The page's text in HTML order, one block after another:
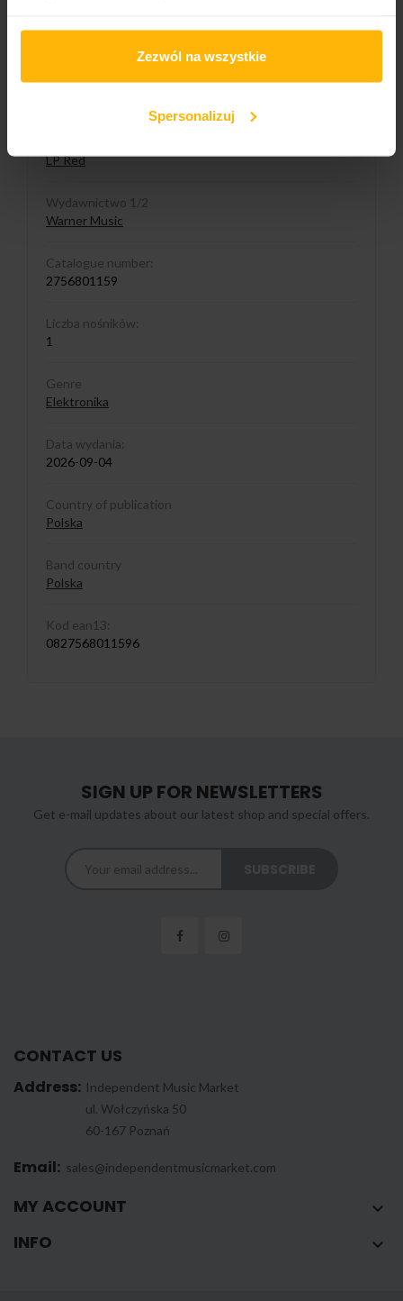
Zezwól na wszystkie
Spersonalizuj
Album title:
LP Red
Wydawnictwo 1/2
Warner Music
Catalogue number:
2756801159
Liczba nośników:
1
Genre
Elektronika
Data wydania:
2026-09-04
Country of publication
Polska
Band country
Polska
Kod ean13:
0827568011596
SIGN UP FOR NEWSLETTERS
Get e-mail updates about our latest shop and special offers.
CONTACT US
Address: Independent Music Market
ul. Wołczyńska 50
60-167 Poznań
Email: sales@independentmusicmarket.com
MY ACCOUNT 
INFO 